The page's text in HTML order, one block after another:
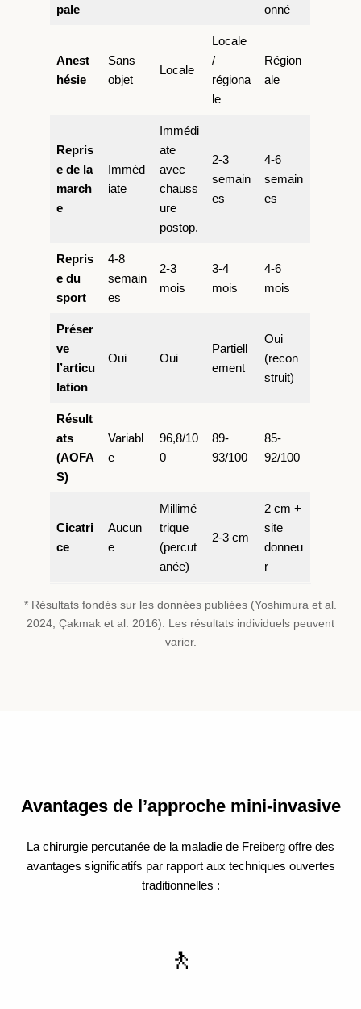
pale onné
Anest
hésie
Sans
objet
Locale
Locale
/
régiona
le
Région
ale
Repris
e de la
march
e
Imméd
iate
Immédi
ate
avec
chauss
ure
postop.
2-3
semain
es
4-6
semain
es
Repris
e du
sport
4-8
semain
es
2-3
mois
3-4
mois
4-6
mois
Préser
ve
l’articu
lation
Oui Oui
Partiell
ement
Oui
(recon
struit)
Résult
ats
(AOFA
S)
Variabl
e
96,8/10
0
89-
93/100
85-
92/100
Cicatri
ce
Aucun
e
Millimé
trique
(percut
anée)
2-3 cm
2 cm +
site
donneu
r
* Résultats fondés sur les données publiées (Yoshimura et al.
2024, Çakmak et al. 2016). Les résultats individuels peuvent
varier.
Avantages de l’approche mini-invasive
La chirurgie percutanée de la maladie de Freiberg offre des
avantages significatifs par rapport aux techniques ouvertes
traditionnelles :
🚶